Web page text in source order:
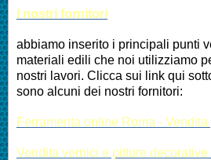
I nostri fornitori
abbiamo inserito i principali punti
materiali edili che noi utilizziamo
nostri lavori. Clicca sui link qui
sono alcuni dei nostri fornitori:
Ferramenta online Roma -
Vendita vernici e pitture